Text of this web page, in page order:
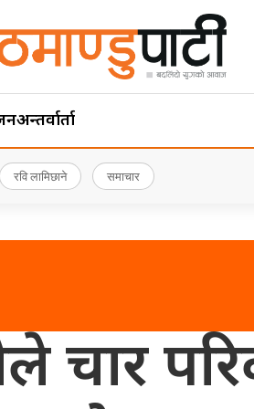
अन्तर्वार्ता
रवि लामिछाने समाचार
चार